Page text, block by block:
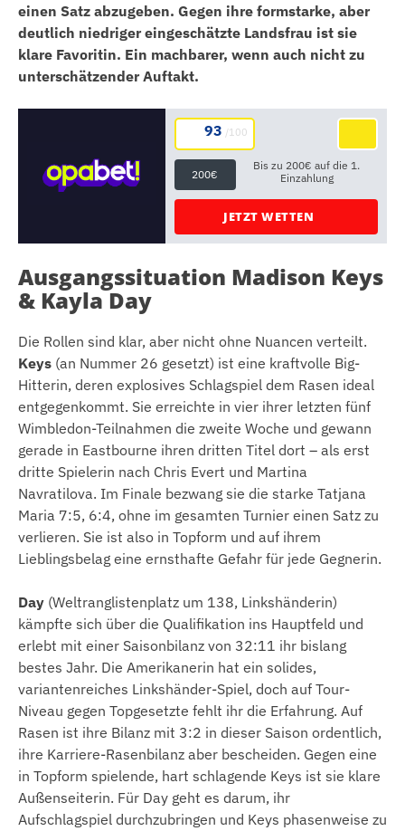
einen Satz abzugeben. Gegen ihre formstarke, aber
deutlich niedriger eingeschätzte Landsfrau ist sie
klare Favoritin. Ein machbarer, wenn auch nicht zu
unterschätzender Auftakt.
93 /100
200€
Bis zu 200€ auf die 1.
Einzahlung
JETZT WETTEN
Ausgangssituation Madison Keys
& Kayla Day
Die Rollen sind klar, aber nicht ohne Nuancen verteilt.
Keys (an Nummer 26 gesetzt) ist eine kraftvolle Big-
Hitterin, deren explosives Schlagspiel dem Rasen ideal
entgegenkommt. Sie erreichte in vier ihrer letzten fünf
Wimbledon-Teilnahmen die zweite Woche und gewann
gerade in Eastbourne ihren dritten Titel dort – als erst
dritte Spielerin nach Chris Evert und Martina
Navratilova. Im Finale bezwang sie die starke Tatjana
Maria 7:5, 6:4, ohne im gesamten Turnier einen Satz zu
verlieren. Sie ist also in Topform und auf ihrem
Lieblingsbelag eine ernsthafte Gefahr für jede Gegnerin.
Day (Weltranglistenplatz um 138, Linkshänderin)
kämpfte sich über die Qualifikation ins Hauptfeld und
erlebt mit einer Saisonbilanz von 32:11 ihr bislang
bestes Jahr. Die Amerikanerin hat ein solides,
variantenreiches Linkshänder-Spiel, doch auf Tour-
Niveau gegen Topgesetzte fehlt ihr die Erfahrung. Auf
Rasen ist ihre Bilanz mit 3:2 in dieser Saison ordentlich,
ihre Karriere-Rasenbilanz aber bescheiden. Gegen eine
in Topform spielende, hart schlagende Keys ist sie klare
Außenseiterin. Für Day geht es darum, ihr
Aufschlagspiel durchzubringen und Keys phasenweise zu